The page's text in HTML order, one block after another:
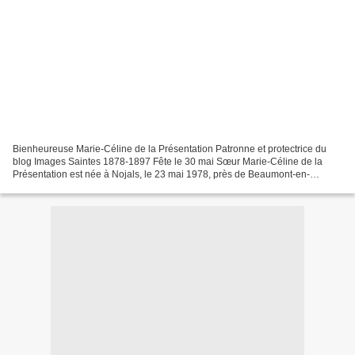
Bienheureuse Marie-Céline de la Présentation Patronne et protectrice du
blog Images Saintes 1878-1897 Fête le 30 mai Sœur Marie-Céline de la
Présentation est née à Nojals, le 23 mai 1978, près de Beaumont-en-